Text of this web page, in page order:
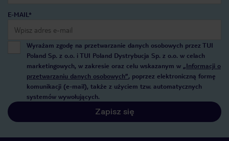
E-MAIL*
Wyrażam zgodę na przetwarzanie danych osobowych przez TUI
Poland Sp. z o.o. i TUI Poland Dystrybucja Sp. z o.o. w celach
marketingowych, w zakresie oraz celu wskazanym w „Informacji o
przetwarzaniu danych osobowych”, poprzez elektroniczną formę
komunikacji (e-mail), także z użyciem tzw. automatycznych
systemów wywołujących.
Zapisz się